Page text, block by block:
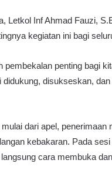
Letkol Inf Ahmad Fauzi,
kegiatan ini bagi
pembekalan penting bagi
didukung, disukseskan,
dari apel, penerimaan
kebakaran. Pada
cara membuka